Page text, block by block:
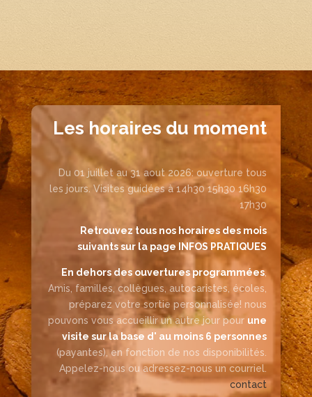
Les horaires du moment
Du 01 juillet au 31 aout 2026: ouverture tous
les jours. Visites guidées à 14h30 15h30 16h30
17h30
Retrouvez tous nos horaires des mois
suivants sur la page INFOS PRATIQUES
En dehors des ouvertures programmées,
Amis, familles, collègues, autocaristes, écoles,
préparez votre sortie personnalisée! nous
pouvons vous accueillir un autre jour pour une
visite sur la base d' au moins 6 personnes
(payantes), en fonction de nos disponibilités.
Appelez-nous ou adressez-nous un courriel.
contact